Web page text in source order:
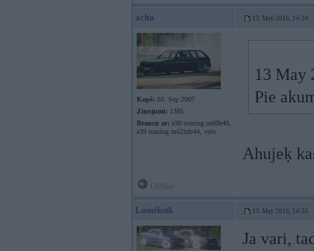
acha 13. May 2016, 14:34
Kopš: 10. Sep 2007
Ziņojumi: 1385
Braucu ar: e30 touring m60b40,
e39 touring m62tub44, velo
13 May
Pie
Ahujeķ
Lomikstk 13. May 2016, 14:35
Ja vari,